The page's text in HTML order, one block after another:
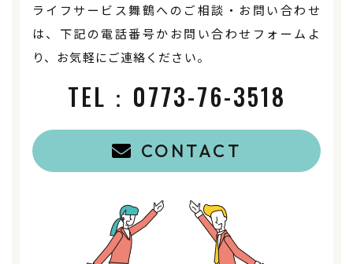
ライフサービス舞鶴へのご相談・お問い合わせ
は、下記の電話番号かお問い合わせフォームよ
り、お気軽にご連絡ください。
TEL： 0773-76-3518
CONTACT